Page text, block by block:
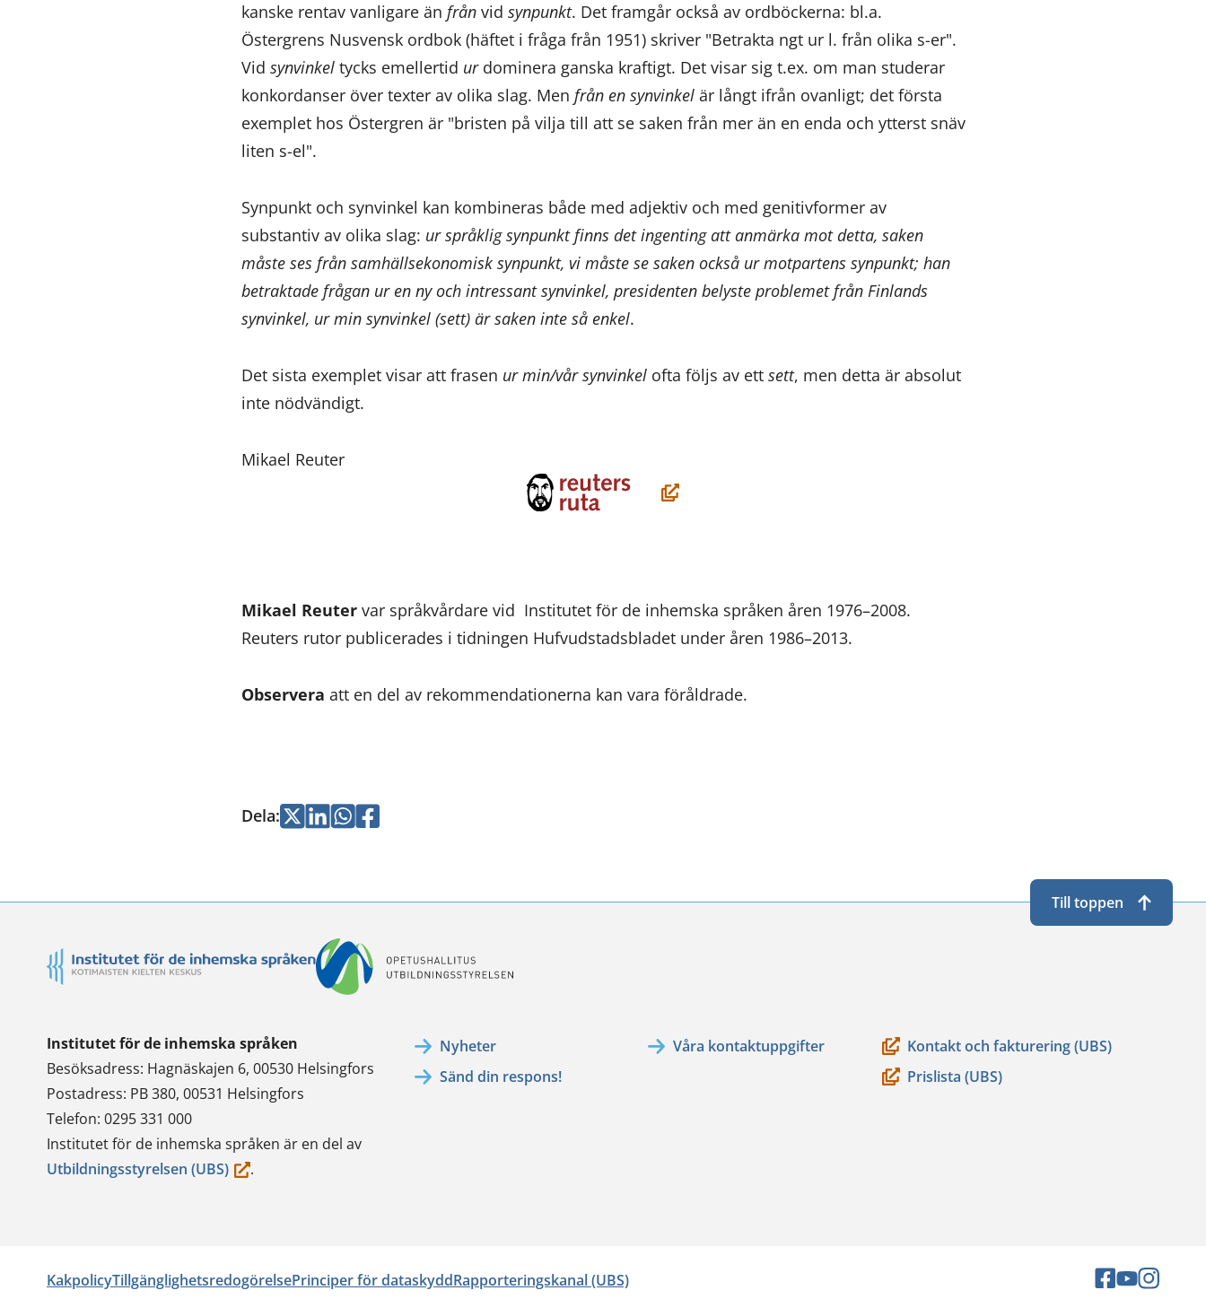
kanske rentav vanligare än från vid synpunkt. Det framgår också av ordböckerna: bl.a.
Östergrens Nusvensk ordbok (häftet i fråga från 1951) skriver "Betrakta ngt ur l. från olika s-er".
Vid synvinkeltycks emellertid urdominera ganska kraftigt. Det visar sig t.ex. om man studerar
konkordanser över texter av olika slag. Men från en synvinkelär långt ifrån ovanligt; det första
exemplet hos Östergren är "bristen på vilja till att se saken från mer än en enda och ytterst snäv
liten s-el".
Synpunkt och synvinkel kan kombineras både med adjektiv och med genitivformer av
substantiv av olika slag: ur språklig synpunkt finns det ingenting att anmärka mot detta, saken
måste ses från samhällsekonomisk synpunkt, vi måste se saken också ur motpartens synpunkt; han
betraktade frågan ur en ny och intressant synvinkel, presidenten belyste problemet från Finlands
synvinkel, ur min synvinkel (sett) är saken inte så enkel.
Det sista exemplet visar att frasen ur min/vår synvinkelofta följs av ett sett, men detta är absolut
inte nödvändigt.
Mikael Reuter
(öppnas
Mikael Reutervar språkvårdare vid Institutet för de inhemska språken åren 1976–2008.
Reuters rutor publicerades i tidningen Hufvudstadsbladet under åren 1986–2013.
Observera att en del av rekommendationerna kan vara föråldrade.
Dela:Jaa Jaa Jaa Jaa
Institutet för de inhemska språken
Besöksadress: Hagnäskajen 6, 00530 Helsingfors
Postadress: PB 380, 00531 Helsingfors
Telefon: 0295 331 000
Institutet för de inhemska språken är en del av
Utbildningsstyrelsen (UBS)(du
tjänst)
.
Nyheter
Sänd din respons!
Våra kontaktuppgifter
Kontakt och fakturering (UBS)
Prislista (UBS)
KakpolicyTillgänglighetsredogörelsePrinciper för dataskyddRapporteringskanal (UBS)
Sociala
Sociala
Sociala
Till toppen